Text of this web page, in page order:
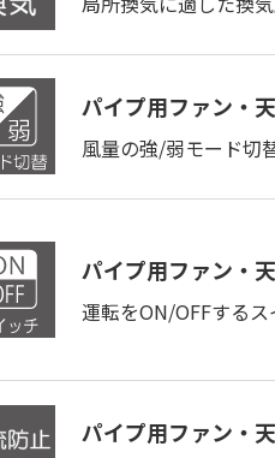
パイプ用ファン・
風量の強/弱モード切
パイプ用ファン・
運転をON/OFFするス
パイプ用ファン・